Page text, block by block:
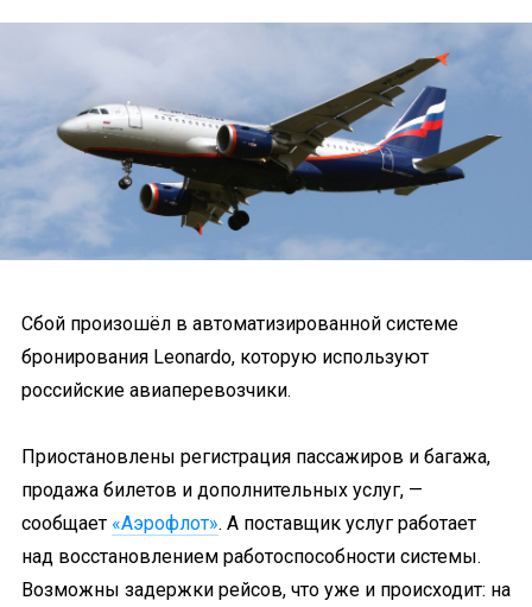
Сбой произошёл в автоматизированной системе
бронирования Leonardo, которую используют
российские авиаперевозчики.
Приостановлены регистрация пассажиров и багажа,
продажа билетов и дополнительных услуг, —
сообщает «Аэрофлот». А поставщик услуг работает
над восстановлением работоспособности системы.
Возможны задержки рейсов, что уже и происходит: на